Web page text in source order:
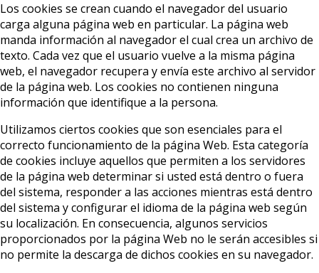
Los cookies se crean cuando el navegador del usuario
carga alguna página web en particular. La página web
manda información al navegador el cual crea un archivo de
texto. Cada vez que el usuario vuelve a la misma página
web, el navegador recupera y envía este archivo al servidor
de la página web. Los cookies no contienen ninguna
información que identifique a la persona.
Utilizamos ciertos cookies que son esenciales para el
correcto funcionamiento de la página Web. Esta categoría
de cookies incluye aquellos que permiten a los servidores
de la página web determinar si usted está dentro o fuera
del sistema, responder a las acciones mientras está dentro
del sistema y configurar el idioma de la página web según
su localización. En consecuencia, algunos servicios
proporcionados por la página Web no le serán accesibles si
no permite la descarga de dichos cookies en su navegador.